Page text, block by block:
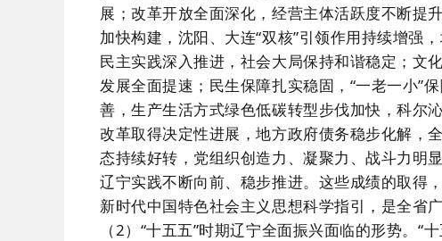
展；改革开放全面深化，经营主体活跃度不断提
加快构建，沈阳、大连“双核”引领作用持续增强
民主实践深入推进，社会大局保持和谐稳定；文
发展全面提速；民生保障扎实稳固，“一老一小”
善，生产生活方式绿色低碳转型步伐加快，科尔
改革取得决定性进展，地方政府债务稳步化解，
态持续好转，党组织创造力、凝聚力、战斗力明
辽宁实践不断向前、稳步推进。这些成绩的取得
新时代中国特色社会主义思想科学指引，是全省
（2）“十五五”时期辽宁全面振兴面临的形势。